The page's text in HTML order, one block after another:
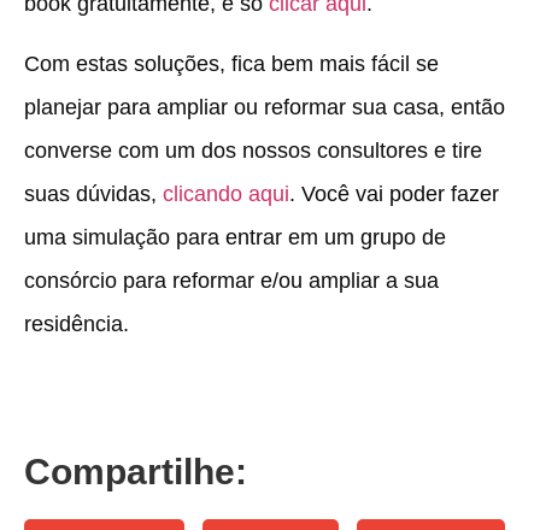
Com estas soluções, fica bem mais fácil se
planejar para ampliar ou reformar sua casa, então
converse com um dos nossos consultores e tire
suas dúvidas, clicando aqui. Você vai poder fazer
uma simulação para entrar em um grupo de
consórcio para reformar e/ou ampliar a sua
residência.
Compartilhe: